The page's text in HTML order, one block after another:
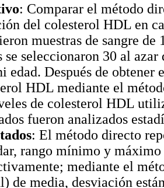
: Comparar el método
del colesterol HDL en
muestras de sangre de
se seleccionaron 30 al
edad. Después de
HDL mediante el
de colesterol HDL
fueron analizados
: El método directo
rango mínimo y
mediante el
de media, desviación